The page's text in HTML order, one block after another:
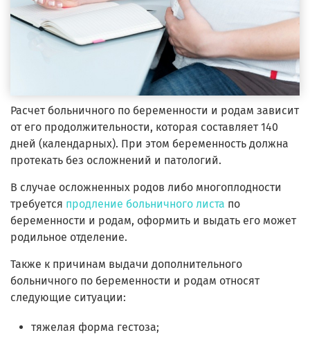
Расчет больничного по беременности и родам зависит
от его продолжительности, которая составляет 140
дней (календарных). При этом беременность должна
протекать без осложнений и патологий.
В случае осложненных родов либо многоплодности
требуется продление больничного листа по
беременности и родам, оформить и выдать его может
родильное отделение.
Также к причинам выдачи дополнительного
больничного по беременности и родам относят
следующие ситуации:
тяжелая форма гестоза;